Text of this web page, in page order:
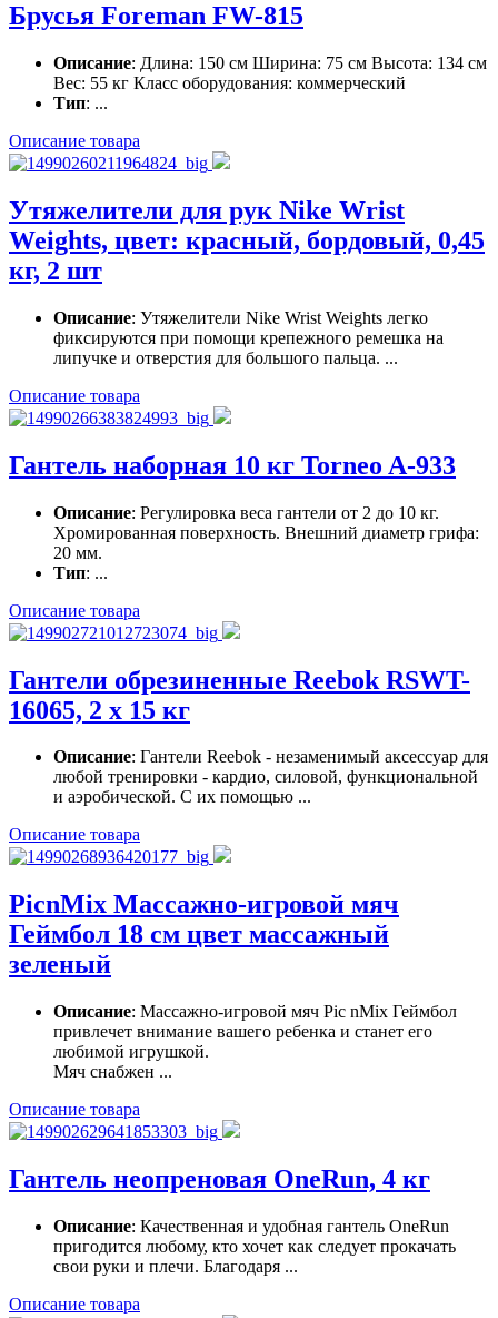
Брусья Foreman FW-815
Описание: Длина: 150 см Ширина: 75 см Высота: 134 см
Вес: 55 кг Класс оборудования: коммерческий
Тип: ...
Описание товара
Утяжелители для рук Nike Wrist
Weights, цвет: красный, бордовый, 0,45
кг, 2 шт
Описание: Утяжелители Nike Wrist Weights легко
фиксируются при помощи крепежного ремешка на
липучке и отверстия для большого пальца. ...
Описание товара
Гантель наборная 10 кг Torneo A-933
Описание: Регулировка веса гантели от 2 до 10 кг.
Хромированная поверхность. Внешний диаметр грифа:
20 мм.
Тип: ...
Описание товара
Гантели обрезиненные Reebok RSWT-
16065, 2 х 15 кг
Описание: Гантели Reebok - незаменимый аксессуар для
любой тренировки - кардио, силовой, функциональной
и аэробической. С их помощью ...
Описание товара
PicnMix Массажно-игровой мяч
Геймбол 18 см цвет массажный
зеленый
Описание: Массажно-игровой мяч Pic nMix Геймбол
привлечет внимание вашего ребенка и станет его
любимой игрушкой.
Мяч снабжен ...
Описание товара
Гантель неопреновая OneRun, 4 кг
Описание: Качественная и удобная гантель OneRun
пригодится любому, кто хочет как следует прокачать
свои руки и плечи. Благодаря ...
Описание товара